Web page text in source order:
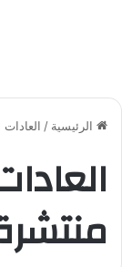
الرئيسية /